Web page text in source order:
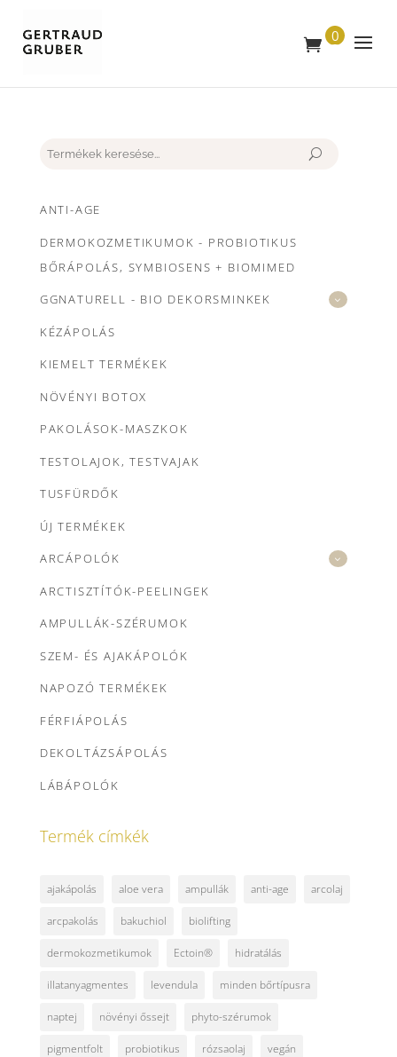
0
T
M
Keresés
ANTI-AGE
DERMOKOZMETIKUMOK - PROBIOTIKUS
BŐRÁPOLÁS, SYMBIOSENS + BIOMIMED
GGNATURELL - BIO DEKORSMINKEK
KÉZÁPOLÁS
KIEMELT TERMÉKEK
NÖVÉNYI BOTOX
PAKOLÁSOK-MASZKOK
TESTOLAJOK, TESTVAJAK
TUSFÜRDŐK
ÚJ TERMÉKEK
ARCÁPOLÓK
ARCTISZTÍTÓK-PEELINGEK
AMPULLÁK-SZÉRUMOK
SZEM- ÉS AJAKÁPOLÓK
NAPOZÓ TERMÉKEK
FÉRFIÁPOLÁS
DEKOLTÁZSÁPOLÁS
LÁBÁPOLÓK
Termék címkék
ajakápolás aloe vera ampullák anti-age arcolaj
arcpakolás bakuchiol biolifting
dermokozmetikumok Ectoin® hidratálás
illatanyagmentes levendula minden bőrtípusra
naptej növényi őssejt phyto-szérumok
pigmentfolt probiotikus rózsaolaj vegán